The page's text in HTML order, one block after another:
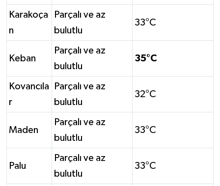
Karakoça
n
Parçalı ve az
bulutlu
33°C
Keban
Parçalı ve az
bulutlu
35°C
Kovancıla
r
Parçalı ve az
bulutlu
32°C
Maden
Parçalı ve az
bulutlu
33°C
Palu
Parçalı ve az
bulutlu
33°C